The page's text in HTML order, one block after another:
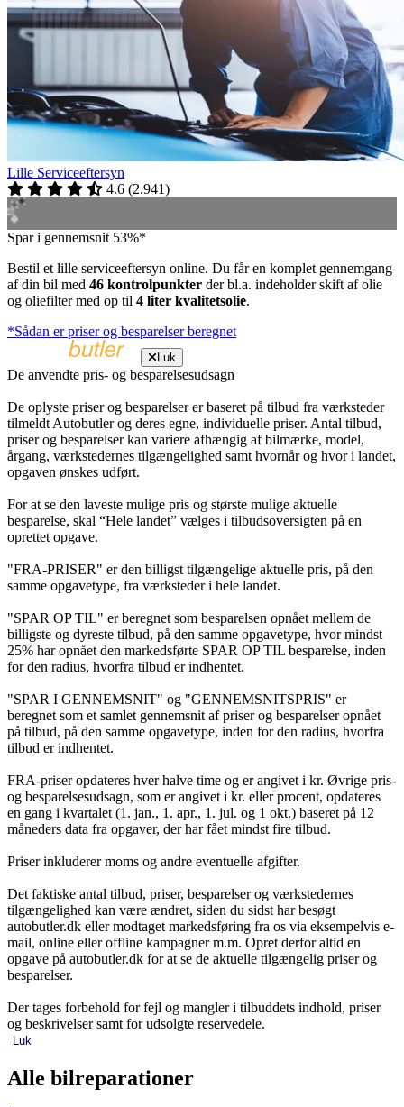
Lille Serviceeftersyn
4.6 (2.941)
Spar i gennemsnit 53%*
Bestil et lille serviceeftersyn online. Du får en komplet gennemgang
af din bil med 46 kontrolpunkter der bl.a. indeholder skift af olie
og oliefilter med op til 4 liter kvalitetsolie.
*Sådan er priser og besparelser beregnet
Luk
De anvendte pris- og besparelsesudsagn
De oplyste priser og besparelser er baseret på tilbud fra værksteder
tilmeldt Autobutler og deres egne, individuelle priser. Antal tilbud,
priser og besparelser kan variere afhængig af bilmærke, model,
årgang, værkstedernes tilgængelighed samt hvornår og hvor i landet,
opgaven ønskes udført.
For at se den laveste mulige pris og største mulige aktuelle
besparelse, skal “Hele landet” vælges i tilbudsoversigten på en
oprettet opgave.
"FRA-PRISER" er den billigst tilgængelige aktuelle pris, på den
samme opgavetype, fra værksteder i hele landet.
"SPAR OP TIL" er beregnet som besparelsen opnået mellem de
billigste og dyreste tilbud, på den samme opgavetype, hvor mindst
25% har opnået den markedsførte SPAR OP TIL besparelse, inden
for den radius, hvorfra tilbud er indhentet.
"SPAR I GENNEMSNIT" og "GENNEMSNITSPRIS" er
beregnet som et samlet gennemsnit af priser og besparelser opnået
på tilbud, på den samme opgavetype, inden for den radius, hvorfra
tilbud er indhentet.
FRA-priser opdateres hver halve time og er angivet i kr. Øvrige pris-
og besparelsesudsagn, som er angivet i kr. eller procent, opdateres
en gang i kvartalet (1. jan., 1. apr., 1. jul. og 1 okt.) baseret på 12
måneders data fra opgaver, der har fået mindst fire tilbud.
Priser inkluderer moms og andre eventuelle afgifter.
Det faktiske antal tilbud, priser, besparelser og værkstedernes
tilgængelighed kan være ændret, siden du sidst har besøgt
autobutler.dk eller modtaget markedsføring fra os via eksempelvis e-
mail, online eller offline kampagner m.m. Opret derfor altid en
opgave på autobutler.dk for at se de aktuelle tilgængelig priser og
besparelser.
Der tages forbehold for fejl og mangler i tilbuddets indhold, priser
og beskrivelser samt for udsolgte reservedele.
Luk
Alle bilreparationer